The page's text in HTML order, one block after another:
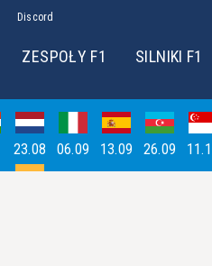
Discord
ZESPOŁY F1 SILNIKI F1
23.08 06.09 13.09 26.09